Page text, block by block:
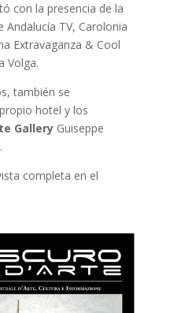
con la presencia de la
TV, Carolonia
Extravaganza & Cool
Volga.
también se
hotel y los
GalleryGuiseppe
completa en el